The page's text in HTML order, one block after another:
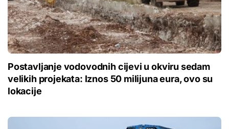
Postavljanje vodovodnih cijevi u okviru sedam
velikih projekata: Iznos 50 milijuna eura, ovo su
lokacije